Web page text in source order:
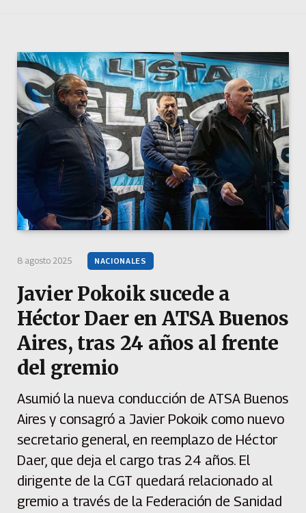
8 agosto 2025 NACIONALES
Javier Pokoik sucede a
Héctor Daer en ATSA Buenos
Aires, tras 24 años al frente
del gremio
Asumió la nueva conducción de ATSA Buenos
Aires y consagró a Javier Pokoik como nuevo
secretario general, en reemplazo de Héctor
Daer, que deja el cargo tras 24 años. El
dirigente de la CGT quedará relacionado al
gremio a través de la Federación de Sanidad